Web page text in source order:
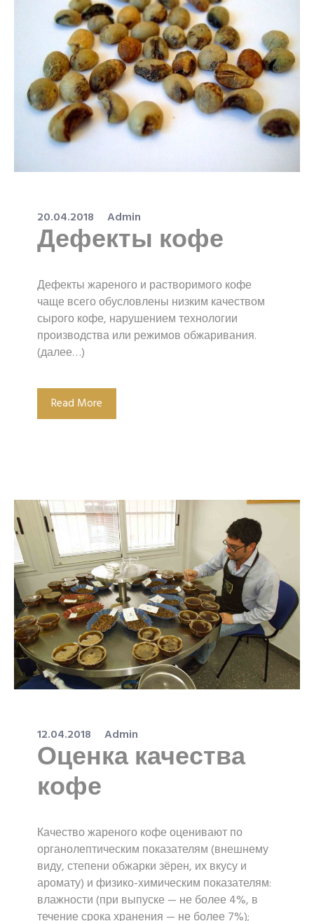
20.04.2018 Admin
Дефекты кофе
Дефекты жареного и растворимого кофе
чаще всего обусловлены низким качеством
сырого кофе, нарушением технологии
производства или режимов обжаривания.
(далее…)
Read More
12.04.2018 Admin
Оценка качества
кофе
Качество жареного кофе оценивают по
органолептическим показателям (внешнему
виду, степени обжарки зёрен, их вкусу и
аромату) и физико-химическим показателям:
влажности (при выпуске — не более 4%, в